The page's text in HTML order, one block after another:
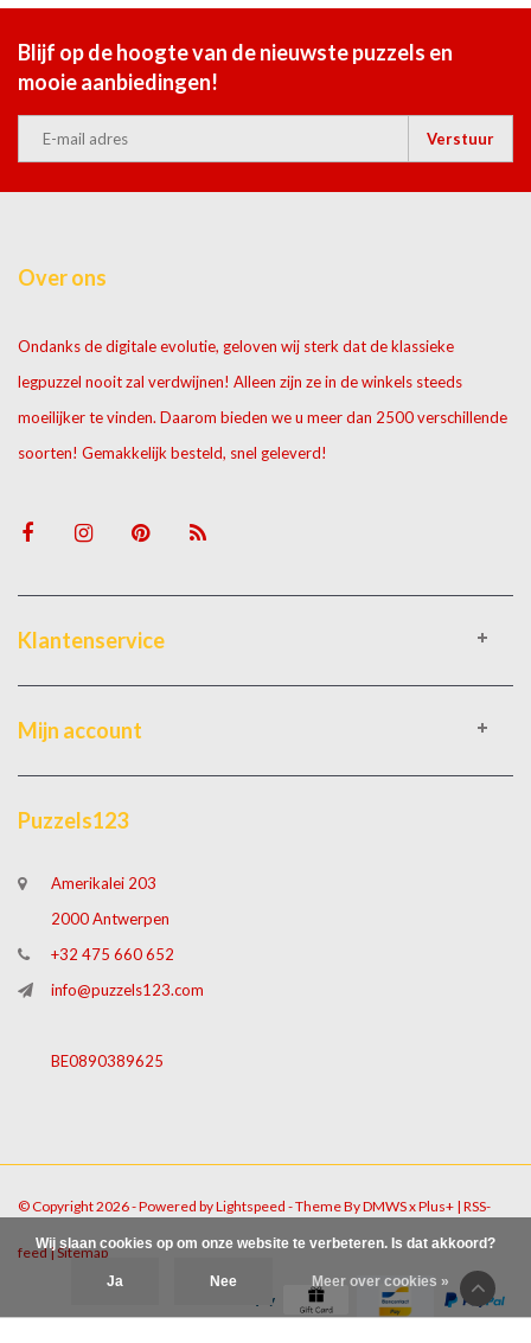
Blijf op de hoogte van de nieuwste puzzels en
mooie aanbiedingen!
Verstuur
Over ons
Ondanks de digitale evolutie, geloven wij sterk dat de klassieke
legpuzzel nooit zal verdwijnen! Alleen zijn ze in de winkels steeds
moeilijker te vinden. Daarom bieden we u meer dan 2500 verschillende
soorten! Gemakkelijk besteld, snel geleverd!
Klantenservice
Mijn account
Puzzels123
Amerikalei 203
2000 Antwerpen
+32 475 660 652
info@puzzels123.com
BE0890389625
© Copyright 2026 - Powered byLightspeed - Theme ByDMWSxPlus+ | RSS-
feed|Sitemap
Wij slaan cookies op om onze website te verbeteren. Is dat akkoord?
Ja Nee Meer over cookies »